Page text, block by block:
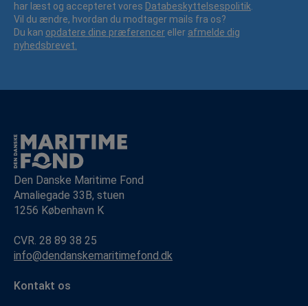
har læst og accepteret vores Databeskyttelsespolitik.
Vil du ændre, hvordan du modtager mails fra os?
Du kan opdatere dine præferencer eller afmelde dig
nyhedsbrevet.
Den Danske Maritime Fond
Amaliegade 33B, stuen
1256 København K
CVR. 28 89 38 25
info@dendanskemaritimefond.dk
Kontakt os